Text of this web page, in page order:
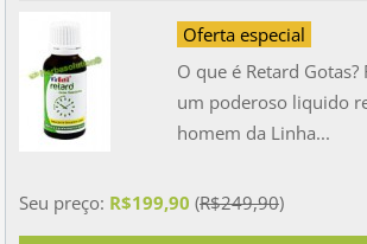
Oferta especial
O que é Retard Gotas?
um poderoso liquido
homem da Linha...
Seu preço: R$199,90 (R$249,90)